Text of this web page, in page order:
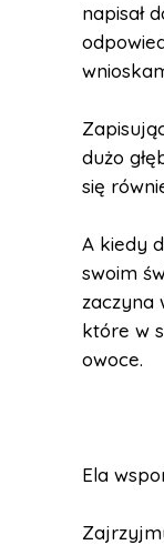
napisał
dużo
się
A kiedy
swoim
zaczyna
które w
owoce.
Ela